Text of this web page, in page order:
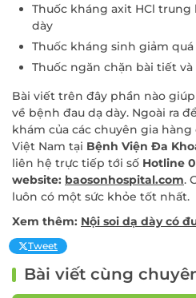
Thuốc kháng axit HCl
dày
Thuốc kháng sinh giảm
Thuốc ngăn chặn bài tiết
Bài viết trên đây phần nào
về bệnh đau dạ dày. Ngoài ra
khám của các chuyên gia
Việt Nam tại Bệnh Viện Đa
liên hệ trực tiếp tới số Hotline
website: baosonhospital.com.
luôn có một sức khỏe tốt nhất.
Xem thêm: Nội soi dạ dày có
Tweet
Bài viết cùng